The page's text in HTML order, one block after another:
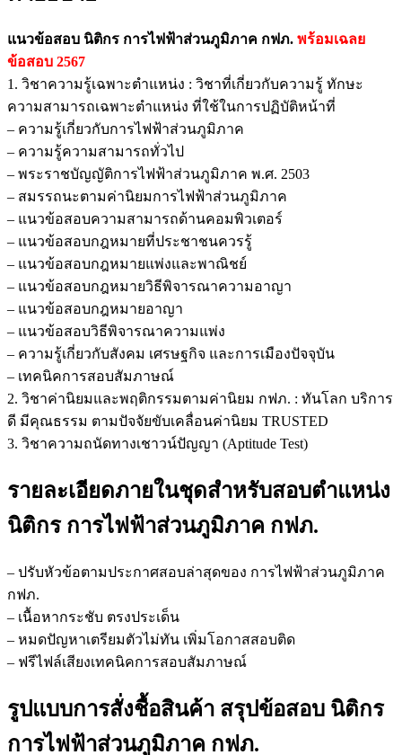
แนวข้อสอบ นิติกร การไฟฟ้าส่วนภูมิภาค กฟภ. พร้อมเฉลย
ข้อสอบ 2567
1. วิชาความรู้เฉพาะตำแหน่ง : วิชาที่เกี่ยวกับความรู้ ทักษะ
ความสามารถเฉพาะตำแหน่ง ที่ใช้ในการปฏิบัติหน้าที่
– ความรู้เกี่ยวกับการไฟฟ้าส่วนภูมิภาค
– ความรู้ความสามารถทั่วไป
– พระราชบัญญัติการไฟฟ้าส่วนภูมิภาค พ.ศ. 2503
– สมรรถนะตามค่านิยมการไฟฟ้าส่วนภูมิภาค
– แนวข้อสอบความสามารถด้านคอมพิวเตอร์
– แนวข้อสอบกฎหมายที่ประชาชนควรรู้
– แนวข้อสอบกฎหมายแพ่งและพาณิชย์
– แนวข้อสอบกฎหมายวิธีพิจารณาความอาญา
– แนวข้อสอบกฎหมายอาญา
– แนวข้อสอบวิธีพิจารณาความแพ่ง
– ความรู้เกี่ยวกับสังคม เศรษฐกิจ และการเมืองปัจจุบัน
– เทคนิคการสอบสัมภาษณ์
2. วิชาค่านิยมและพฤติกรรมตามค่านิยม กฟภ. : ทันโลก บริการ
ดี มีคุณธรรม ตามปัจจัยขับเคลื่อนค่านิยม TRUSTED
3. วิชาความถนัดทางเชาวน์ปัญญา (Aptitude Test)
รายละเอียดภายในชุดสำหรับสอบตำแหน่ง
นิติกร การไฟฟ้าส่วนภูมิภาค กฟภ.
– ปรับหัวข้อตามประกาศสอบล่าสุดของ การไฟฟ้าส่วนภูมิภาค
กฟภ.
– เนื้อหากระชับ ตรงประเด็น
– หมดปัญหาเตรียมตัวไม่ทัน เพิ่มโอกาสสอบติด
– ฟรีไฟล์เสียงเทคนิคการสอบสัมภาษณ์
รูปแบบการสั่งชื้อสินค้า สรุปข้อสอบ นิติกร
การไฟฟ้าส่วนภูมิภาค กฟภ.